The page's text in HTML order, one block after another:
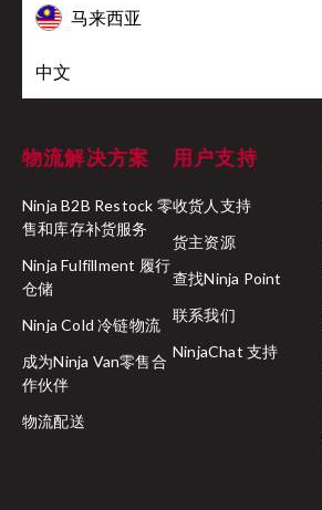
马来西亚
中文
物流解决方案
Ninja B2B Restock 零
售和库存补货服务
Ninja Fulfillment 履行
仓储
Ninja Cold 冷链物流
成为Ninja Van零售合
作伙伴
物流配送
用户支持
收货人支持
货主资源
查找Ninja Point
联系我们
NinjaChat 支持